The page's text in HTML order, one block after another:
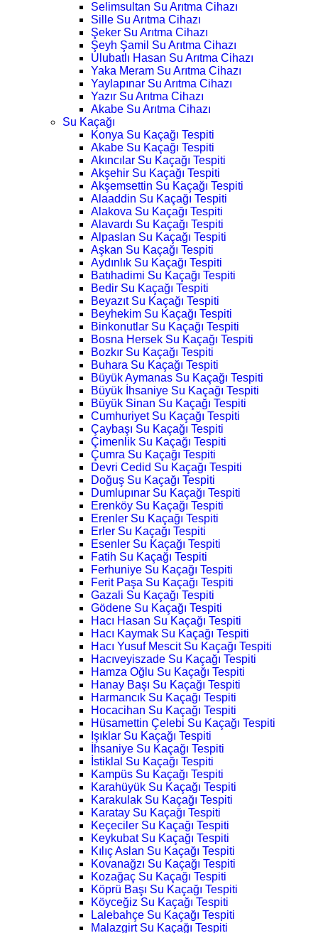
Selimsultan Su Arıtma Cihazı
Sille Su Arıtma Cihazı
Şeker Su Arıtma Cihazı
Şeyh Şamil Su Arıtma Cihazı
Ulubatlı Hasan Su Arıtma Cihazı
Yaka Meram Su Arıtma Cihazı
Yaylapınar Su Arıtma Cihazı
Yazır Su Arıtma Cihazı
Akabe Su Arıtma Cihazı
Su Kaçağı
Konya Su Kaçağı Tespiti
Akabe Su Kaçağı Tespiti
Akıncılar Su Kaçağı Tespiti
Akşehir Su Kaçağı Tespiti
Akşemsettin Su Kaçağı Tespiti
Alaaddin Su Kaçağı Tespiti
Alakova Su Kaçağı Tespiti
Alavardı Su Kaçağı Tespiti
Alpaslan Su Kaçağı Tespiti
Aşkan Su Kaçağı Tespiti
Aydınlık Su Kaçağı Tespiti
Batıhadimi Su Kaçağı Tespiti
Bedir Su Kaçağı Tespiti
Beyazıt Su Kaçağı Tespiti
Beyhekim Su Kaçağı Tespiti
Binkonutlar Su Kaçağı Tespiti
Bosna Hersek Su Kaçağı Tespiti
Bozkır Su Kaçağı Tespiti
Buhara Su Kaçağı Tespiti
Büyük Aymanas Su Kaçağı Tespiti
Büyük İhsaniye Su Kaçağı Tespiti
Büyük Sinan Su Kaçağı Tespiti
Cumhuriyet Su Kaçağı Tespiti
Çaybaşı Su Kaçağı Tespiti
Çimenlik Su Kaçağı Tespiti
Çumra Su Kaçağı Tespiti
Devri Cedid Su Kaçağı Tespiti
Doğuş Su Kaçağı Tespiti
Dumlupınar Su Kaçağı Tespiti
Erenköy Su Kaçağı Tespiti
Erenler Su Kaçağı Tespiti
Erler Su Kaçağı Tespiti
Esenler Su Kaçağı Tespiti
Fatih Su Kaçağı Tespiti
Ferhuniye Su Kaçağı Tespiti
Ferit Paşa Su Kaçağı Tespiti
Gazali Su Kaçağı Tespiti
Gödene Su Kaçağı Tespiti
Hacı Hasan Su Kaçağı Tespiti
Hacı Kaymak Su Kaçağı Tespiti
Hacı Yusuf Mescit Su Kaçağı Tespiti
Hacıveyiszade Su Kaçağı Tespiti
Hamza Oğlu Su Kaçağı Tespiti
Hanay Başı Su Kaçağı Tespiti
Harmancık Su Kaçağı Tespiti
Hocacihan Su Kaçağı Tespiti
Hüsamettin Çelebi Su Kaçağı Tespiti
Işıklar Su Kaçağı Tespiti
İhsaniye Su Kaçağı Tespiti
İstiklal Su Kaçağı Tespiti
Kampüs Su Kaçağı Tespiti
Karahüyük Su Kaçağı Tespiti
Karakulak Su Kaçağı Tespiti
Karatay Su Kaçağı Tespiti
Keçeciler Su Kaçağı Tespiti
Keykubat Su Kaçağı Tespiti
Kılıç Aslan Su Kaçağı Tespiti
Kovanağzı Su Kaçağı Tespiti
Kozağaç Su Kaçağı Tespiti
Köprü Başı Su Kaçağı Tespiti
Köyceğiz Su Kaçağı Tespiti
Lalebahçe Su Kaçağı Tespiti
Malazgirt Su Kaçağı Tespiti